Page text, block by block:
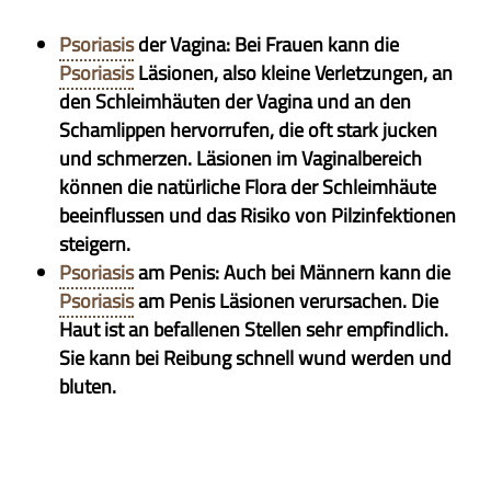
Psoriasisder Vagina: Bei Frauen kann die
PsoriasisLäsionen, also kleine Verletzungen, an
den Schleimhäuten der Vagina und an den
Schamlippen hervorrufen, die oft stark jucken
und schmerzen. Läsionen im Vaginalbereich
können die natürliche Flora der Schleimhäute
beeinflussen und das Risiko von Pilzinfektionen
steigern.
Psoriasisam Penis: Auch bei Männern kann die
Psoriasisam Penis Läsionen verursachen. Die
Haut ist an befallenen Stellen sehr empfindlich.
Sie kann bei Reibung schnell wund werden und
bluten.